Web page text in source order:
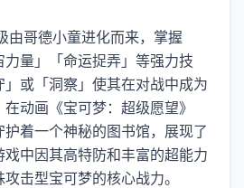
由哥德小童进化而来，掌握
力量」「命运捉弄」等强力技
或「洞察」使其在对战中成为
动画《宝可梦：超级愿望》
着一个神秘的图书馆，展现了
中因其高特防和丰富的超能力
击型宝可梦的核心战力。